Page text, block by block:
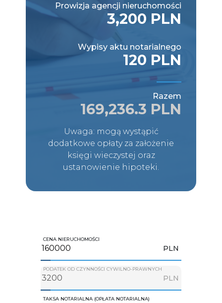
Prowizja agencji nieruchomości
3,200 PLN
Wypisy aktu notarialnego
120 PLN
Razem
169,236.3 PLN
Uwaga: mogą wystąpić
dodatkowe opłaty za założenie
księgi wieczystej oraz
ustanowienie hipoteki.
CENA NIERUCHOMOŚCI
PLN
PODATEK OD CZYNNOŚCI CYWILNO-PRAWNYCH
PLN
TAKSA NOTARIALNA (OPŁATA NOTARIALNA)